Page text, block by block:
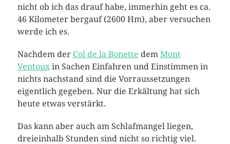
nicht ob ich das drauf habe, immerhin geht es ca.
46 Kilometer bergauf (2600 Hm), aber versuchen
werde ich es.
Nachdem der Col de la Bonette dem Mont
Ventouxin Sachen Einfahren und Einstimmen in
nichts nachstand sind die Vorraussetzungen
eigentlich gegeben. Nur die Erkältung hat sich
heute etwas verstärkt.
Das kann aber auch am Schlafmangel liegen,
dreieinhalb Stunden sind nicht so richtig viel.